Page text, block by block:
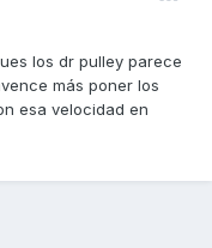
los dr pulley parece
más poner los
esa velocidad en